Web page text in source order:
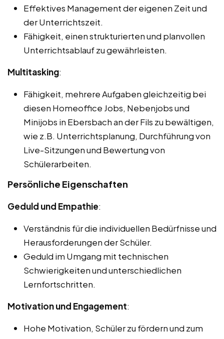
Effektives Management der eigenen Zeit und
der Unterrichtszeit.
Fähigkeit, einen strukturierten und planvollen
Unterrichtsablauf zu gewährleisten.
Multitasking:
Fähigkeit, mehrere Aufgaben gleichzeitig bei
diesen Homeoffice Jobs, Nebenjobs und
Minijobs in Ebersbach an der Fils zu bewältigen,
wie z.B. Unterrichtsplanung, Durchführung von
Live-Sitzungen und Bewertung von
Schülerarbeiten.
Persönliche Eigenschaften
Geduld und Empathie:
Verständnis für die individuellen Bedürfnisse und
Herausforderungen der Schüler.
Geduld im Umgang mit technischen
Schwierigkeiten und unterschiedlichen
Lernfortschritten.
Motivation und Engagement:
Hohe Motivation, Schüler zu fördern und zum